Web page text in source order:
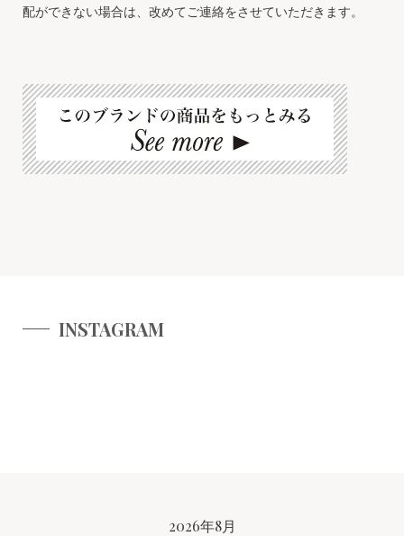
配ができない場合は、改めてご連絡をさせていただきます。
INSTAGRAM
2026年8月